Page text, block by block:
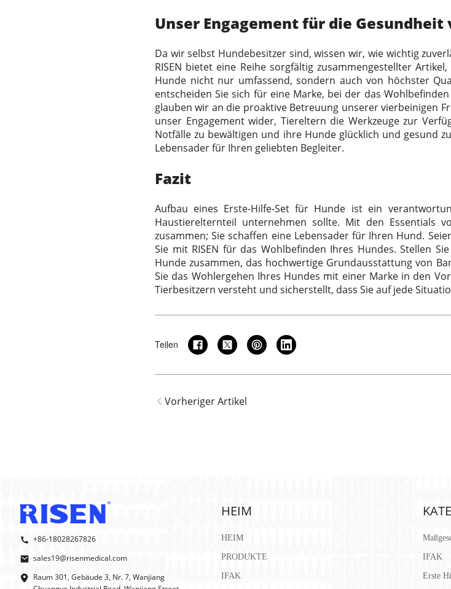
Unser Engagement für die Gesundheit
Da wir selbst Hundebesitzer sind, wissen wir, wie wichtig
RISEN bietet eine Reihe sorgfältig zusammengestellter
Hunde nicht nur umfassend, sondern auch von höchster
entscheiden Sie sich für eine Marke, bei der das
glauben wir an die proaktive Betreuung unserer vierbeinigen
unser Engagement wider, Tiereltern die Werkzeuge zur
Notfälle zu bewältigen und ihre Hunde glücklich und gesund
Lebensader für Ihren geliebten Begleiter.
Fazit
Aufbau eines Erste-Hilfe-Set für Hunde ist ein
Haustierelternteil unternehmen sollte. Mit den Essentials
zusammen; Sie schaffen eine Lebensader für Ihren Hund.
Sie mit RISEN für das Wohlbefinden Ihres Hundes. Stellen
Hunde zusammen, das hochwertige Grundausstattung von
Sie das Wohlergehen Ihres Hundes mit einer Marke in den
Tierbesitzern versteht und sicherstellt, dass Sie auf jede
Teilen
Vorheriger Artikel
+86-18028267826
sales19@risenmedical.com
Raum 301, Gebäude 3, Nr. 7, Wanjiang
HEIM
HEIM
PRODUKTE
IFAK
IFAK
Erste